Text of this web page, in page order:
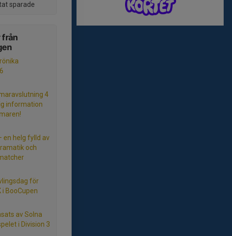
sparade
från
4
information
en helg fylld av
och
för
i BooCupen
av Solna
i Division 3